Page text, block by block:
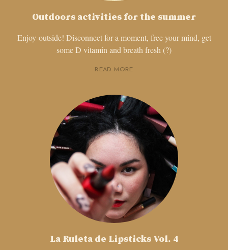
Outdoors activities for the summer
Enjoy outside! Disconnect for a moment, free your mind, get
some D vitamin and breath fresh (?)
READ MORE
La Ruleta de Lipsticks Vol. 4